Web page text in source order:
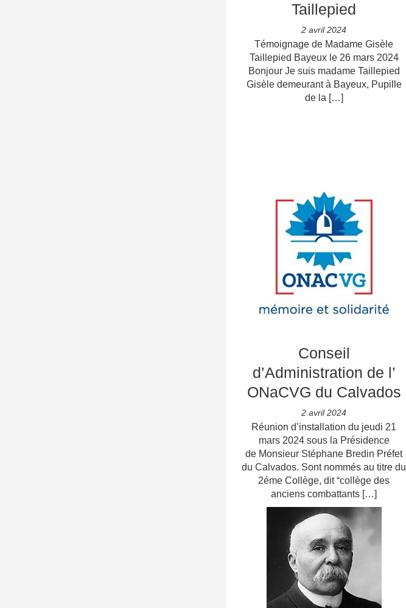
Taillepied
2 avril 2024
Témoignage de Madame Gisèle
Taillepied Bayeux le 26 mars 2024
Bonjour Je suis madame Taillepied
Gisèle demeurant à Bayeux, Pupille
de la […]
Conseil
d’Administration de l’
ONaCVG du Calvados
2 avril 2024
Réunion d’installation du jeudi 21
mars 2024 sous la Présidence
de Monsieur Stéphane Bredin Préfet
du Calvados. Sont nommés au titre du
2éme Collège, dit “collège des
anciens combattants […]